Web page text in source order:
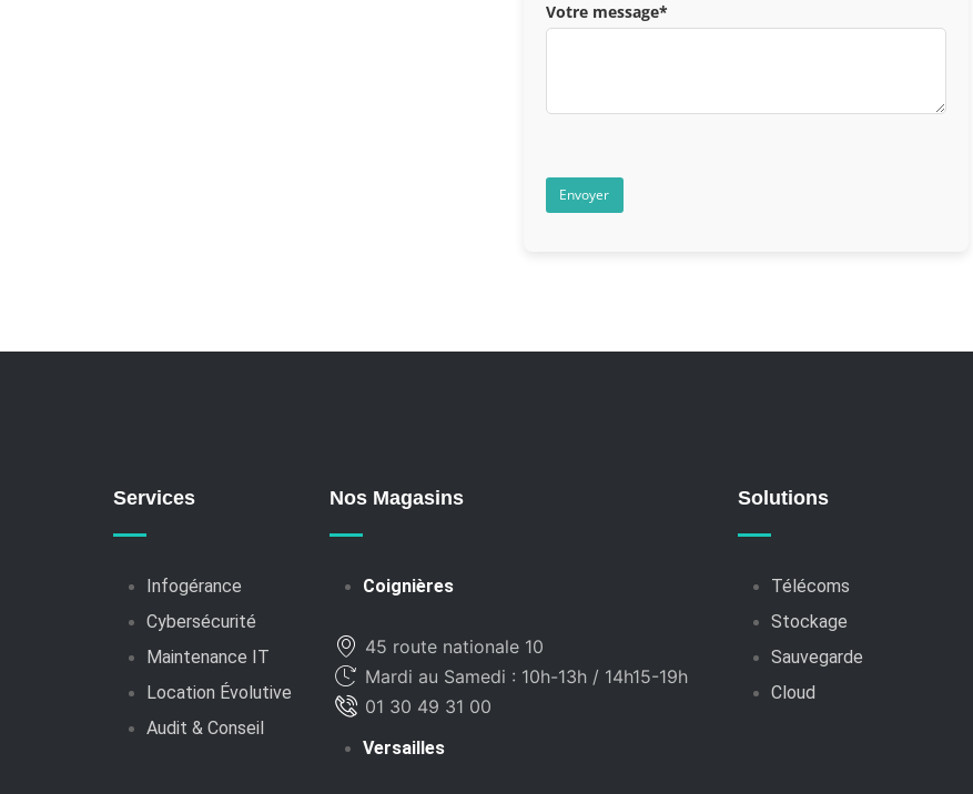
Votre message*
Services
Infogérance
Cybersécurité
Maintenance IT
Location Évolutive
Audit & Conseil
Nos Magasins
Coignières
45 route nationale 10
Mardi au Samedi : 10h-13h / 14h15-19h
01 30 49 31 00
Versailles
Solutions
Télécoms
Stockage
Sauvegarde
Cloud